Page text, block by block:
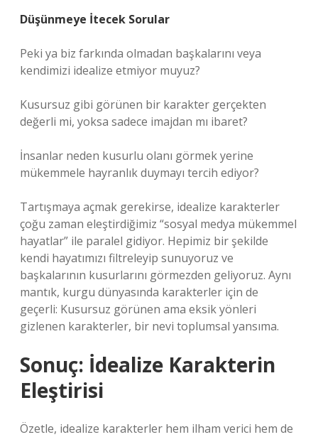
Düşünmeye İtecek Sorular
Peki ya biz farkında olmadan başkalarını veya
kendimizi idealize etmiyor muyuz?
Kusursuz gibi görünen bir karakter gerçekten
değerli mi, yoksa sadece imajdan mı ibaret?
İnsanlar neden kusurlu olanı görmek yerine
mükemmele hayranlık duymayı tercih ediyor?
Tartışmaya açmak gerekirse, idealize karakterler
çoğu zaman eleştirdiğimiz “sosyal medya mükemmel
hayatlar” ile paralel gidiyor. Hepimiz bir şekilde
kendi hayatımızı filtreleyip sunuyoruz ve
başkalarının kusurlarını görmezden geliyoruz. Aynı
mantık, kurgu dünyasında karakterler için de
geçerli: Kusursuz görünen ama eksik yönleri
gizlenen karakterler, bir nevi toplumsal yansıma.
Sonuç: İdealize Karakterin
Eleştirisi
Özetle, idealize karakterler hem ilham verici hem de